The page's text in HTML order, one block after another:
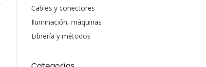
Cables y conectores
Iluminación, máquinas
Librería y métodos